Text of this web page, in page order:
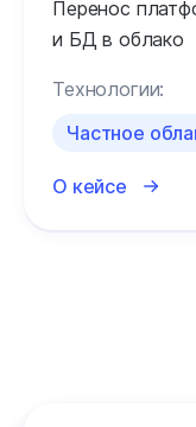
Перенос
и БД в облако
Технологии:
Частное
О кейсе